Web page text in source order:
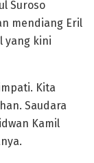
Suroso
mendiang Eril
yang kini
Kita
Saudara
Kamil